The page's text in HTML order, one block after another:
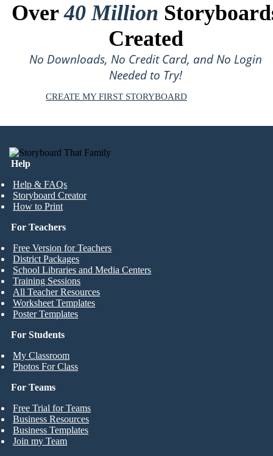
Over40 Million
Created
No Downloads, No Credit Card, and No Login
Needed to Try!
CREATE MY FIRST STORYBOARD
Help
Help & FAQs
Storyboard Creator
How to Print
For Students
My Classroom
Photos For Class
For Teachers
Free Version for Teachers
District Packages
School Libraries and Media Centers
Training Sessions
All Teacher Resources
Worksheet Templates
Poster Templates
For Teams
Free Trial for Teams
Business Resources
Business Templates
Join my Team